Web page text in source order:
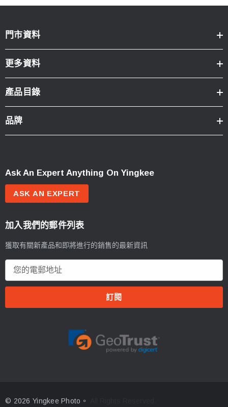
門市資料
更多資料
產品目錄
品牌
Ask An Expert Anything On Yingkee
ASK AN EXPERT
加入我們的郵件列表
獲取有關新產品和即將進行的銷售的最新資訊
郵
© 2026 Yingkee Photo。